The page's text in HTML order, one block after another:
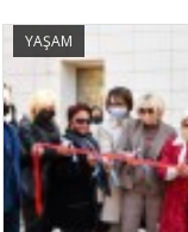
YAŞAM